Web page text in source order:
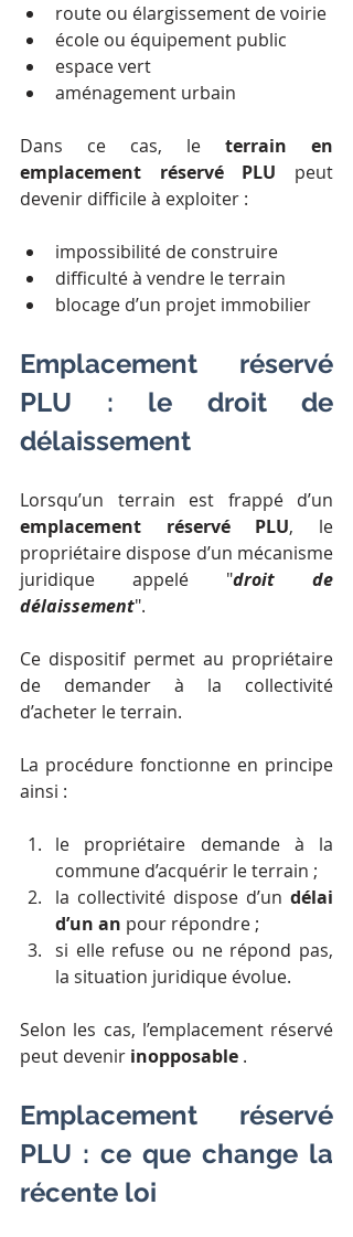
route ou élargissement de voirie
école ou équipement public
espace vert
aménagement urbain
Dans ce cas, le terrain en
emplacement réservé PLU peut
devenir difficile à exploiter :
impossibilité de construire
difficulté à vendre le terrain
blocage d’un projet immobilier
Emplacement réservé
PLU : le droit de
délaissement
emplacement réservé PLU, le
propriétaire dispose d’un mécanisme
juridique appelé "droit de
délaissement".
Ce dispositif permet au propriétaire
de demander à la collectivité
d’acheter le terrain.
La procédure fonctionne en principe
ainsi :
le propriétaire demande à la
commune d’acquérir le terrain ;
la collectivité dispose d’un délai
d’un an pour répondre ;
si elle refuse ou ne répond pas,
la situation juridique évolue.
Selon les cas, l’emplacement réservé
peut devenir inopposable .
Emplacement réservé
PLU : ce que change la
récente loi